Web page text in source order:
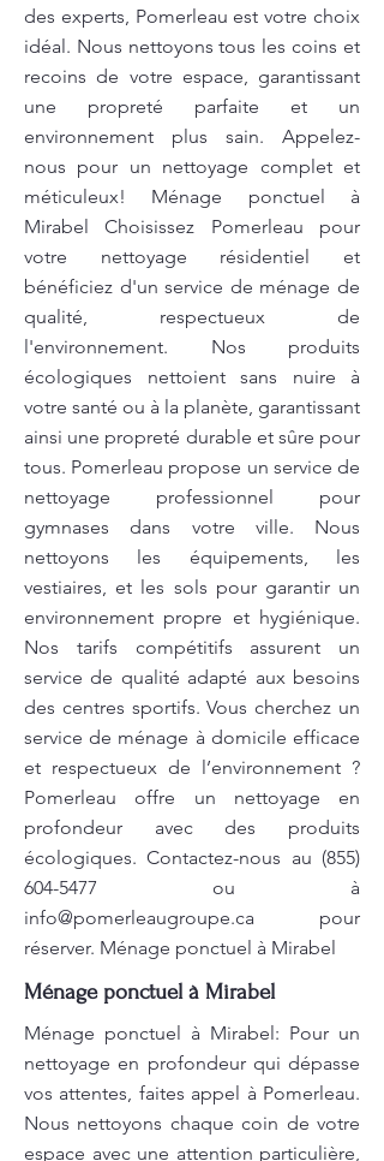
des experts, Pomerleau est votre choix
idéal. Nous nettoyons tous les coins et
recoins de votre espace, garantissant
une propreté parfaite et un
environnement plus sain. Appelez-
nous pour un nettoyage complet et
méticuleux! Ménage ponctuel à
Mirabel Choisissez Pomerleau pour
votre nettoyage résidentiel et
bénéficiez d'un service de ménage de
qualité, respectueux de
l'environnement. Nos produits
écologiques nettoient sans nuire à
votre santé ou à la planète, garantissant
ainsi une propreté durable et sûre pour
tous. Pomerleau propose un service de
nettoyage professionnel pour
gymnases dans votre ville. Nous
nettoyons les équipements, les
vestiaires, et les sols pour garantir un
environnement propre et hygiénique.
Nos tarifs compétitifs assurent un
service de qualité adapté aux besoins
des centres sportifs. Vous cherchez un
service de ménage à domicile efficace
et respectueux de l’environnement ?
Pomerleau offre un nettoyage en
profondeur avec des produits
écologiques. Contactez-nous au (855)
604-5477 ou à
info@pomerleaugroupe.ca pour
réserver. Ménage ponctuel à Mirabel
Ménage ponctuel à Mirabel
Ménage ponctuel à Mirabel: Pour un
nettoyage en profondeur qui dépasse
vos attentes, faites appel à Pomerleau.
Nous nettoyons chaque coin de votre
espace avec une attention particulière,